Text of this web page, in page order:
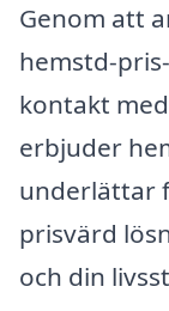
Genom att
hemstd-
kontakt
erbjuder
underlättar
prisvärd
och din